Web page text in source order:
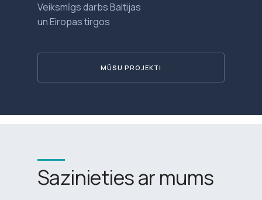
MŪSU PROJEKTI
Veiksmīgs darbs Baltijas
un Eiropas tirgos
Sazinieties ar mums